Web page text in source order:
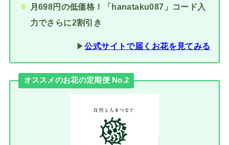
月698円の低価格！「hanataku087」コード入
力でさらに2割引き
▶︎公式サイトで届くお花を見てみる
オススメのお花の定期便 No.2